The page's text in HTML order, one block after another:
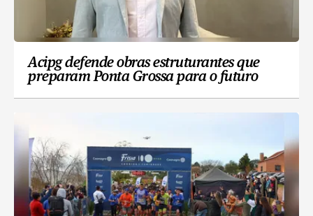
Acipg defende obras estruturantes que
preparam Ponta Grossa para o futuro